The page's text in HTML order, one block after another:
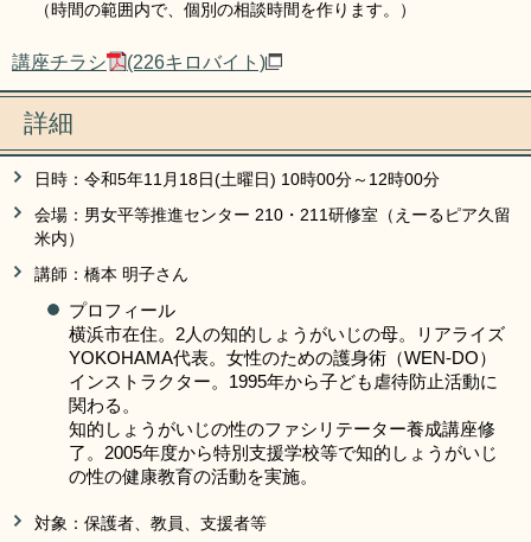
（時間の範囲内で、個別の相談時間を作ります。）
講座チラシ (226キロバイト)
詳細
日時：令和5年11月18日(土曜日) 10時00分～12時00分
会場：男女平等推進センター 210・211研修室（えーるピア久留
米内）
講師：橋本 明子さん
プロフィール
横浜市在住。2人の知的しょうがいじの母。リアライズ
YOKOHAMA代表。女性のための護身術（WEN-DO）
インストラクター。1995年から子ども虐待防止活動に
関わる。
​知的しょうがいじの性のファシリテーター養成講座修
了。2005年度から特別支援学校等で知的しょうがいじ
の性の健康教育の活動を実施。
対象：保護者、教員、支援者等